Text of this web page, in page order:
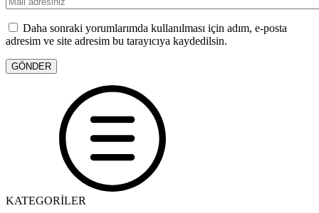
Daha sonraki yorumlarımda kullanılması için adım, e-posta
adresim ve site adresim bu tarayıcıya kaydedilsin.
KATEGORİLER